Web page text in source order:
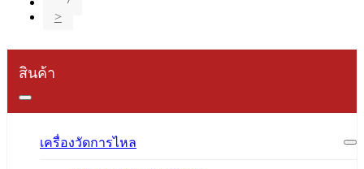
>
สินค้า
เครื่องวัดการไหล